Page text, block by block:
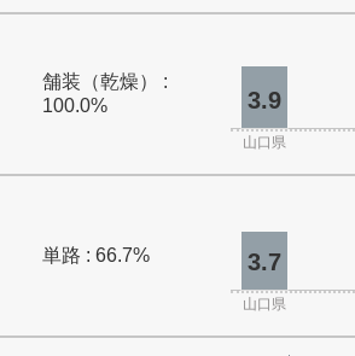
舗装（乾燥） :
100.0%
3.9
山口県
単路 : 66.7% 3.7
山口県